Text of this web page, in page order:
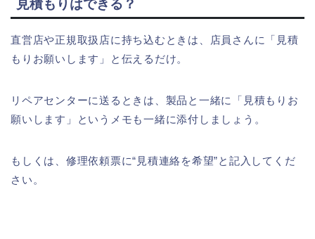
見積もりはできる？
直営店や正規取扱店に持ち込むときは、店員さんに「見積
もりお願いします」と伝えるだけ。
リペアセンターに送るときは、製品と一緒に「見積もりお
願いします」というメモも一緒に添付しましょう。
もしくは、修理依頼票に“見積連絡を希望”と記入してくだ
さい。